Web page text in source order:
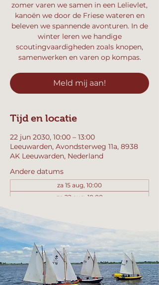
zomer varen we samen in een Lelievlet,
kanoën we door de Friese wateren en
beleven we spannende avonturen. In de
winter leren we handige
scoutingvaardigheden zoals knopen,
samenwerken en varen op kompas.
Meld mij aan!
Tijd en locatie
22 jun 2030, 10:00 – 13:00
Leeuwarden, Avondsterweg 11a, 8938
AK Leeuwarden, Nederland
Andere datums
za 15 aug, 10:00
za 22 aug, 10:00
Bekijk alle 357 datums
Meld mij aan!